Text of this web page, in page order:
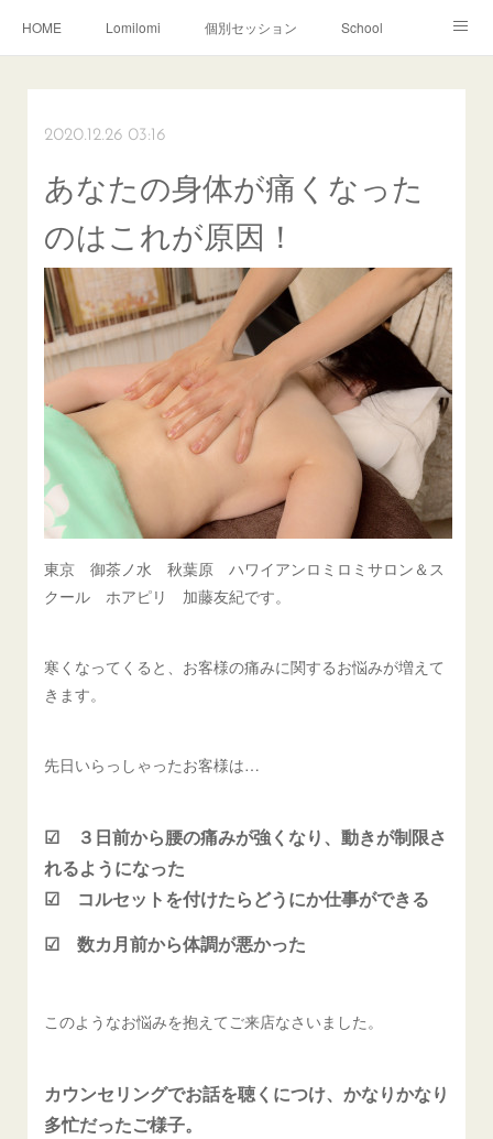
HOME Lomilomi 個別セッション School
School無料説明会
2020.12.26 03:16
あなたの身体が痛くなった
のはこれが原因！
東京 御茶ノ水 秋葉原 ハワイアンロミロミサロン＆ス
クール ホアピリ 加藤友紀です。
寒くなってくると、お客様の痛みに関するお悩みが増えて
きます。
先日いらっしゃったお客様は…
☑ ３日前から腰の痛みが強くなり、動きが制限さ
れるようになった
☑ コルセットを付けたらどうにか仕事ができる
☑ 数カ月前から体調が悪かった
このようなお悩みを抱えてご来店なさいました。
カウンセリングでお話を聴くにつけ、かなりかなり
多忙だったご様子。